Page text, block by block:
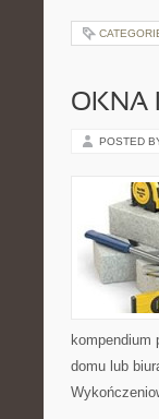
OKNA
POSTED
kompendium
domu lub